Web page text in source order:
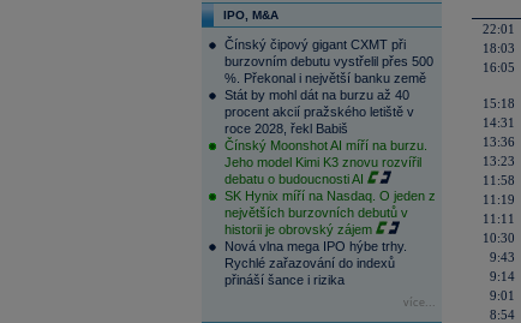
IPO, M&A
Čínský čipový gigant CXMT při
burzovním debutu vystřelil přes 500
%. Překonal i největší banku země
Stát by mohl dát na burzu až 40
procent akcií pražského letiště v
roce 2028, řekl Babiš
Čínský Moonshot AI míří na burzu.
Jeho model Kimi K3 znovu rozvířil
debatu o budoucnosti AI
SK Hynix míří na Nasdaq. O jeden z
největších burzovních debutů v
historii je obrovský zájem
Nová vlna mega IPO hýbe trhy.
Rychlé zařazování do indexů
přináší šance i rizika
více...
22:01
18:03
16:05
15:18
14:31
13:36
13:23
11:58
11:19
11:11
10:30
9:43
9:14
9:01
8:54